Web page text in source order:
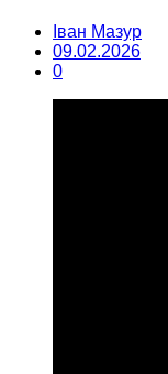
Іван Мазур
09.02.2026
0